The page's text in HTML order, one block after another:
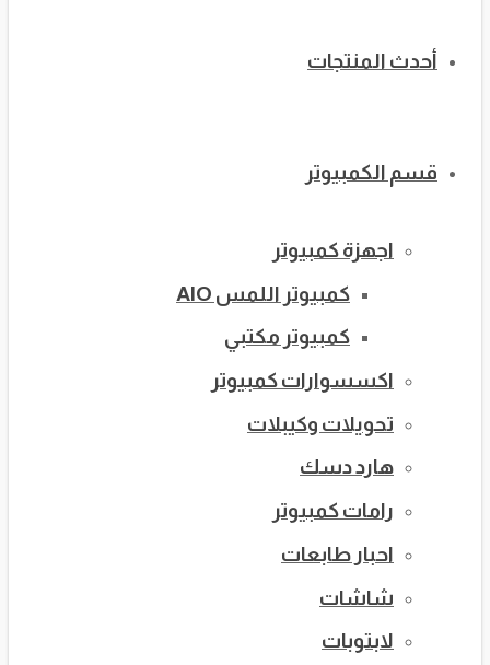
أحدث المنتجات
قسم الكمبيوتر
اجهزة كمبيوتر
كمبيوتر اللمس AIO
كمبيوتر مكتبي
اكسسوارات كمبيوتر
تحويلات وكيبلات
هارد دسك
رامات كمبيوتر
احبار طابعات
شاشات
لابتوبات